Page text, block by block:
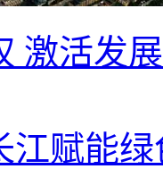
激活发
江赋能